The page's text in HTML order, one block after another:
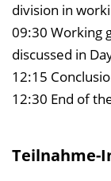
division in
09:30 Working
discussed in
12:15
12:30 End of
Teilnahme-